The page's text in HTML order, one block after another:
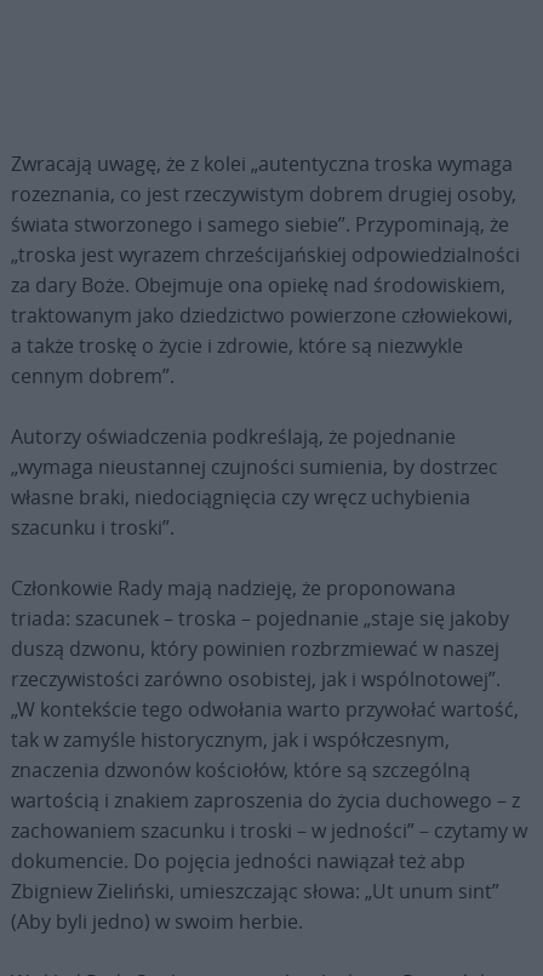
Zwracają uwagę, że z kolei „autentyczna troska wymaga
rozeznania, co jest rzeczywistym dobrem drugiej osoby,
świata stworzonego i samego siebie”. Przypominają, że
„troska jest wyrazem chrześcijańskiej odpowiedzialności
za dary Boże. Obejmuje ona opiekę nad środowiskiem,
traktowanym jako dziedzictwo powierzone człowiekowi,
a także troskę o życie i zdrowie, które są niezwykle
cennym dobrem”.
Autorzy oświadczenia podkreślają, że pojednanie
„wymaga nieustannej czujności sumienia, by dostrzec
własne braki, niedociągnięcia czy wręcz uchybienia
szacunku i troski”.
Członkowie Rady mają nadzieję, że proponowana
triada: szacunek – troska – pojednanie „staje się jakoby
duszą dzwonu, który powinien rozbrzmiewać w naszej
rzeczywistości zarówno osobistej, jak i wspólnotowej”.
„W kontekście tego odwołania warto przywołać wartość,
tak w zamyśle historycznym, jak i współczesnym,
znaczenia dzwonów kościołów, które są szczególną
wartością i znakiem zaproszenia do życia duchowego – z
zachowaniem szacunku i troski – w jedności” – czytamy w
dokumencie. Do pojęcia jedności nawiązał też abp
Zbigniew Zieliński, umieszczając słowa: „Ut unum sint”
(Aby byli jedno) w swoim herbie.